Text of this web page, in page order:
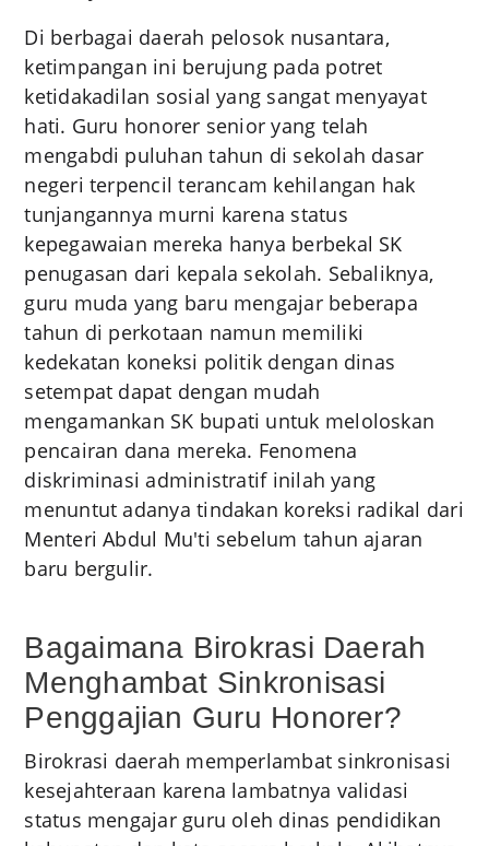
Di berbagai daerah pelosok nusantara,
ketimpangan ini berujung pada potret
ketidakadilan sosial yang sangat menyayat
hati. Guru honorer senior yang telah
mengabdi puluhan tahun di sekolah dasar
negeri terpencil terancam kehilangan hak
tunjangannya murni karena status
kepegawaian mereka hanya berbekal SK
penugasan dari kepala sekolah. Sebaliknya,
guru muda yang baru mengajar beberapa
tahun di perkotaan namun memiliki
kedekatan koneksi politik dengan dinas
setempat dapat dengan mudah
mengamankan SK bupati untuk meloloskan
pencairan dana mereka. Fenomena
diskriminasi administratif inilah yang
menuntut adanya tindakan koreksi radikal dari
Menteri Abdul Mu'ti sebelum tahun ajaran
baru bergulir.
Bagaimana Birokrasi Daerah
Menghambat Sinkronisasi
Penggajian Guru Honorer?
Birokrasi daerah memperlambat sinkronisasi
kesejahteraan karena lambatnya validasi
status mengajar guru oleh dinas pendidikan